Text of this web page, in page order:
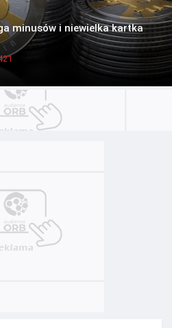
minusów i niewielka kartka